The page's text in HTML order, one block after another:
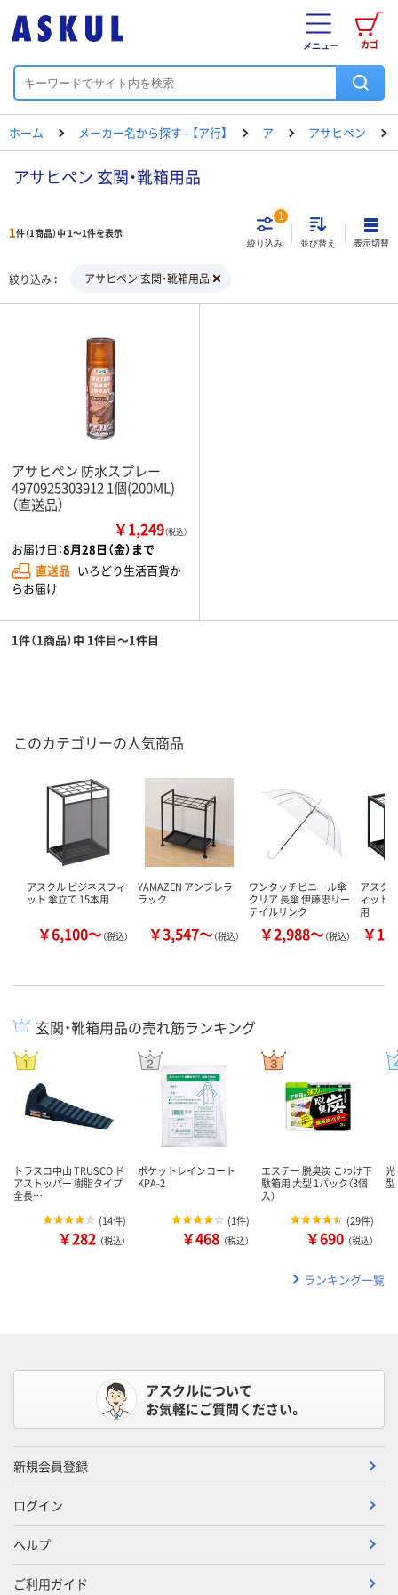
カゴ
メニュー
ホーム メーカー名から探す - 【ア行】 ア アサヒペン
アサヒペン 玄関・靴箱用品
1件（1商品）中 1～1件を表示
絞り込み
1
並び替え 表示切替
絞り込み アサヒペン 玄関・靴箱用品
アサヒペン 防水スプレー
4970925303912 1個(200ML)
（直送品）
￥1,249（税込）
お届け日：8月28日（金）まで
直送品 いろどり生活百貨か
らお届け
1件（1商品）中 1件目～1件目
このカテゴリーの人気商品
アスクル ビジネスフィ
ット 傘立て 15本用
￥6,100～（税込）
YAMAZEN アンブレラ
ラック
￥3,547～（税込）
ワンタッチビニール傘
クリア 長傘 伊藤忠リー
テイルリンク
￥2,988～（税込）
アスク
ィット
用
￥
玄関・靴箱用品の売れ筋ランキング
トラスコ中山 TRUSCO ド
アストッパー 樹脂タイプ
全長…
(14件)
￥282 （税込）
ポケットレインコート
KPA-2
(1件)
￥468 （税込）
エステー 脱臭炭 こわけ下
駄箱用 大型 1パック（3個
入）
(29件)
￥690 （税込）
型
ランキング一覧
アスクルについて
お気軽にご質問ください。
新規会員登録
ログイン
ヘルプ
ご利用ガイド